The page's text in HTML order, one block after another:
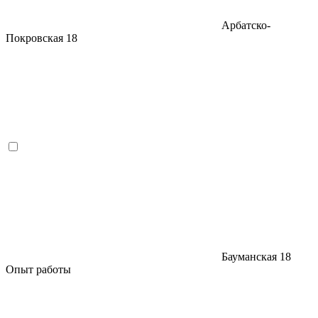
Арбатско-
Покровская 18
Бауманская 18
Опыт работы